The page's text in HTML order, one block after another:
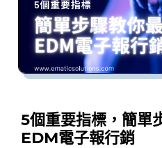
5個重要指標，簡單
EDM電子報行銷